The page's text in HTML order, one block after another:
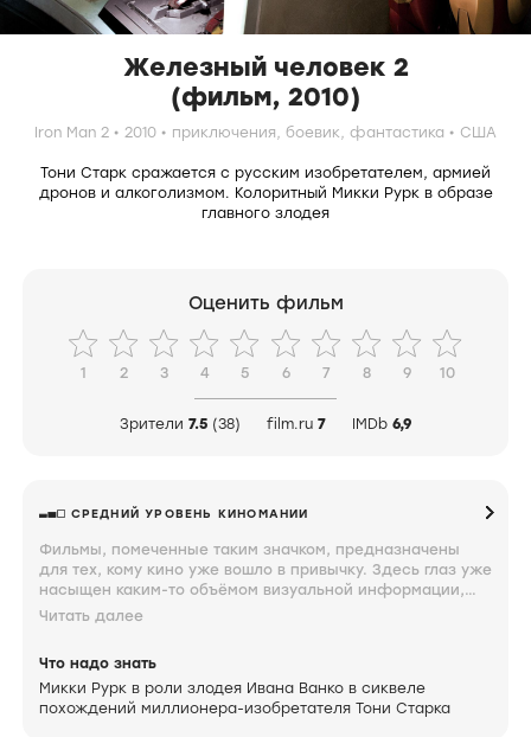
Железный человек 2
(фильм, 2010)
Iron Man 2 2010 приключения, боевик, фантастика США
Тони Старк сражается с русским изобретателем, армией
дронов и алкоголизмом. Колоритный Микки Рурк в образе
главного злодея
Оценить фильм
1 2 3 4 5 6 7 8 9 10
Зрители 7.5 (38) film.ru 7 IMDb 6,9
СРЕДНИЙ УРОВЕНЬ КИНОМАНИИ
Фильмы, помеченные таким значком, предназначены
для тех, кому кино уже вошло в привычку. Здесь глаз уже
насыщен каким-то объёмом визуальной информации,
мозг неплохо ориентируется в происходящем на экране,
о том, что вы довольно крепко увязли.
Читать далее
Что надо знать
Микки Рурк в роли злодея Ивана Ванко в сиквеле
похождений миллионера-изобретателя Тони Старка